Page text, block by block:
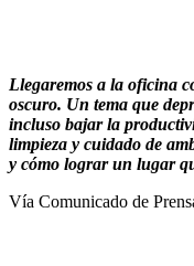
Llegaremos a la oficina
oscuro. Un tema que
incluso bajar la
limpieza y cuidado de
y cómo lograr un lugar
Vía Comunicado de